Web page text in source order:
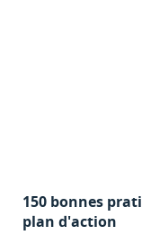
150 bonnes
plan d'action